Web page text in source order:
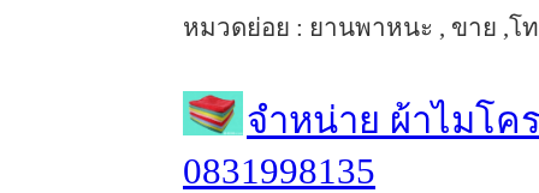
หมวดย่อย : ยานพาหนะ , ขาย ,โ
จำหน่าย ผ้าไมโค
0831998135